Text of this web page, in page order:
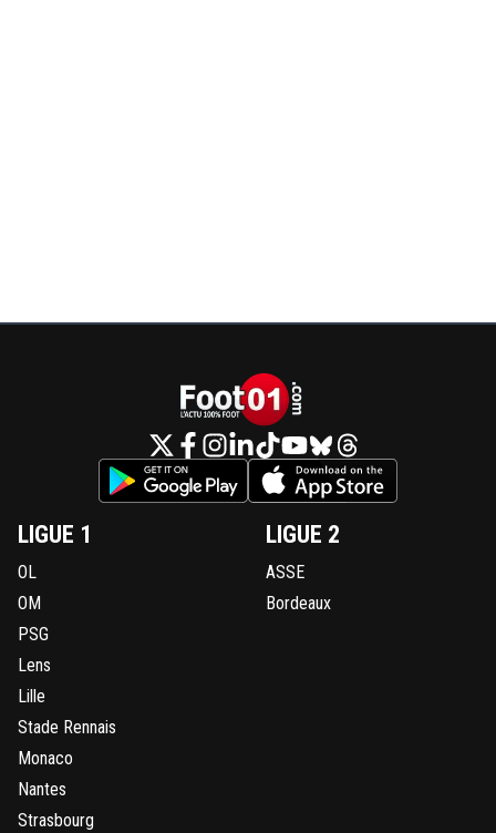
LIGUE 1
OL
OM
PSG
Lens
Lille
Stade Rennais
Monaco
Nantes
Strasbourg
LIGUE 2
ASSE
Bordeaux